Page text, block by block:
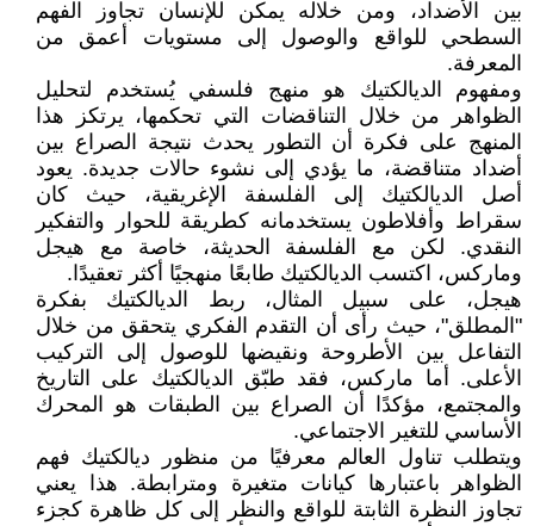
بين الأضداد، ومن خلاله يمكن للإنسان تجاوز الفهم
السطحي للواقع والوصول إلى مستويات أعمق من
المعرفة.
ومفهوم الديالكتيك هو منهج فلسفي يُستخدم لتحليل
الظواهر من خلال التناقضات التي تحكمها، يرتكز هذا
المنهج على فكرة أن التطور يحدث نتيجة الصراع بين
أضداد متناقضة، ما يؤدي إلى نشوء حالات جديدة. يعود
أصل الديالكتيك إلى الفلسفة الإغريقية، حيث كان
سقراط وأفلاطون يستخدمانه كطريقة للحوار والتفكير
النقدي. لكن مع الفلسفة الحديثة، خاصة مع هيجل
وماركس، اكتسب الديالكتيك طابعًا منهجيًا أكثر تعقيدًا.
هيجل، على سبيل المثال، ربط الديالكتيك بفكرة
"المطلق"، حيث رأى أن التقدم الفكري يتحقق من خلال
التفاعل بين الأطروحة ونقيضها للوصول إلى التركيب
الأعلى. أما ماركس، فقد طبّق الديالكتيك على التاريخ
والمجتمع، مؤكدًا أن الصراع بين الطبقات هو المحرك
الأساسي للتغير الاجتماعي.
ويتطلب تناول العالم معرفيًا من منظور ديالكتيك فهم
الظواهر باعتبارها كيانات متغيرة ومترابطة. هذا يعني
تجاوز النظرة الثابتة للواقع والنظر إلى كل ظاهرة كجزء